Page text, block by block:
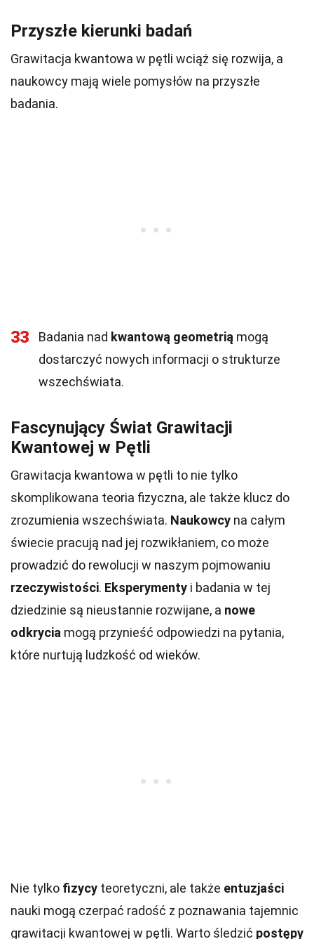
Przyszłe kierunki badań
Grawitacja kwantowa w pętli wciąż się rozwija, a
naukowcy mają wiele pomysłów na przyszłe
badania.
33 Badania nad kwantową geometrią mogą
dostarczyć nowych informacji o strukturze
wszechświata.
Fascynujący Świat Grawitacji
Kwantowej w Pętli
Grawitacja kwantowa w pętli to nie tylko
skomplikowana teoria fizyczna, ale także klucz do
zrozumienia wszechświata. Naukowcy na całym
świecie pracują nad jej rozwikłaniem, co może
prowadzić do rewolucji w naszym pojmowaniu
rzeczywistości. Eksperymenty i badania w tej
dziedzinie są nieustannie rozwijane, a nowe
odkrycia mogą przynieść odpowiedzi na pytania,
które nurtują ludzkość od wieków.
Nie tylko fizycy teoretyczni, ale także entuzjaści
nauki mogą czerpać radość z poznawania tajemnic
grawitacji kwantowej w pętli. Warto śledzić postępy